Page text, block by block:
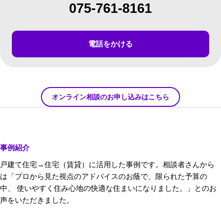
075-761-8161
電話をかける
オンライン相談のお申し込みはこちら
事例紹介
戸建て住宅→住宅（賃貸）に活用した事例です。相談者さんから
は「プロから見た視点のアドバイスのお蔭で、限られた予算の
中、 使いやすく住み心地の快適な住まいになりました。」とのお
声をいただきました。